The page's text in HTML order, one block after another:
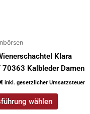
Klara
70363 Kalbleder Damen
€ inkl. gesetzlicher Umsatzsteuer
wählen